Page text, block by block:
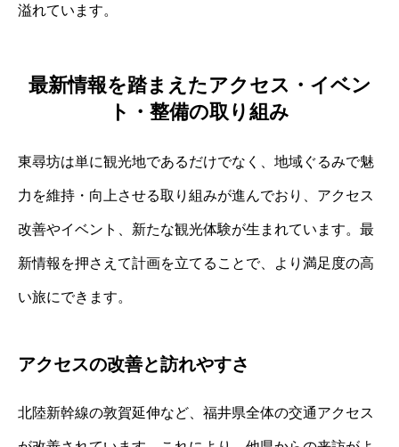
溢れています。
最新情報を踏まえたアクセス・イベン
ト・整備の取り組み
東尋坊は単に観光地であるだけでなく、地域ぐるみで魅
力を維持・向上させる取り組みが進んでおり、アクセス
改善やイベント、新たな観光体験が生まれています。最
新情報を押さえて計画を立てることで、より満足度の高
い旅にできます。
アクセスの改善と訪れやすさ
北陸新幹線の敦賀延伸など、福井県全体の交通アクセス